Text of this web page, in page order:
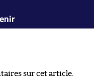
sur cet article.